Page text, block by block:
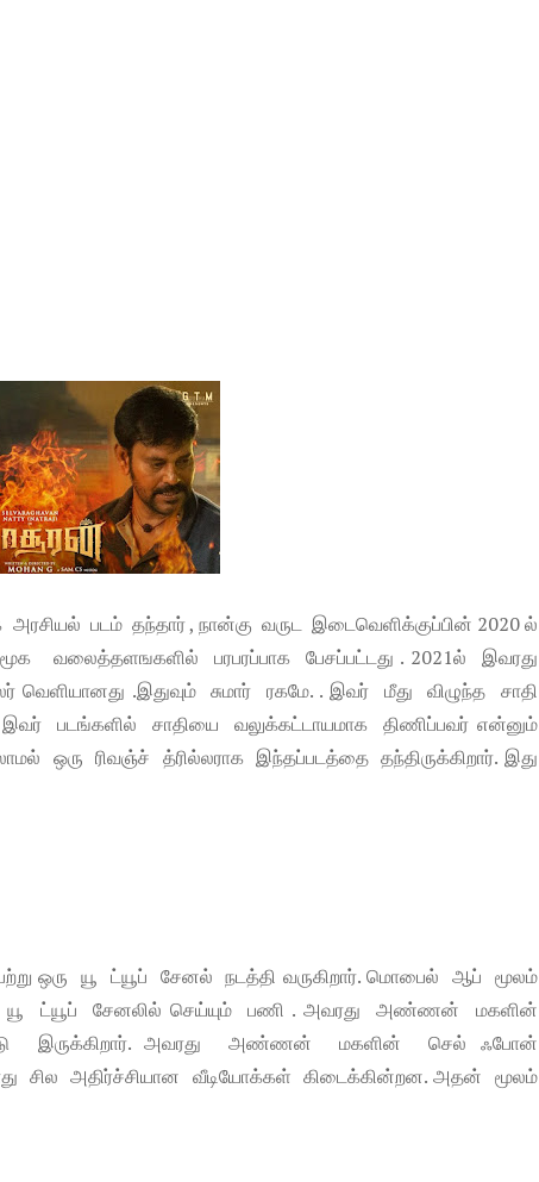
படம் தந்தார் , நான்கு வருட இடைவெளிக்குப்பின் 2020 ல்
வலைத்தளஙகளில் பரபரப்பாக பேசப்பட்டது . 2021ல் இவரது
.இதுவும் சுமார் ரகமே. . இவர் மீது விழுந்த சாதி
படங்களில் சாதியை வலுக்கட்டாயமாக திணிப்பவர் என்னும்
ஒரு ரிவஞ்ச் த்ரில்லராக இந்தப்படத்தை தந்திருக்கிறார். இது
ஒரு யூ ட்யூப் சேனல் நடத்தி வருகிறார். மொபைல் ஆப் மூலம்
யூ ட்யூப் சேனலில் செய்யும் பணி . அவரது அண்ணன் மகளின்
இருக்கிறார். அவரது அண்ணன் மகளின் செல் ஃபோன்
சில அதிர்ச்சியான வீடியோக்கள் கிடைக்கின்றன. அதன் மூலம்